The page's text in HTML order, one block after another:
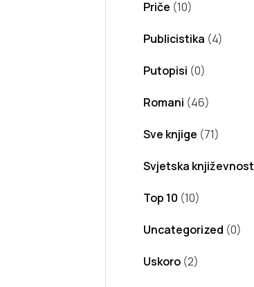
Priče (10)
Publicistika (4)
Putopisi (0)
Romani (46)
Sve knjige (71)
Svjetska književnost
Top 10 (10)
Uncategorized (0)
Uskoro (2)